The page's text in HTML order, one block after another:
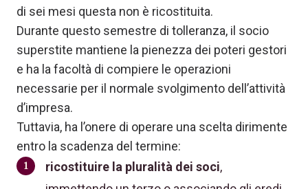
di sei mesi questa non è ricostituita.
Durante questo semestre di tolleranza, il socio
superstite mantiene la pienezza dei poteri gestori
e ha la facoltà di compiere le operazioni
necessarie per il normale svolgimento dell’attività
d’impresa.
Tuttavia, ha l’onere di operare una scelta dirimente
entro la scadenza del termine:
ricostituire la pluralità dei soci,